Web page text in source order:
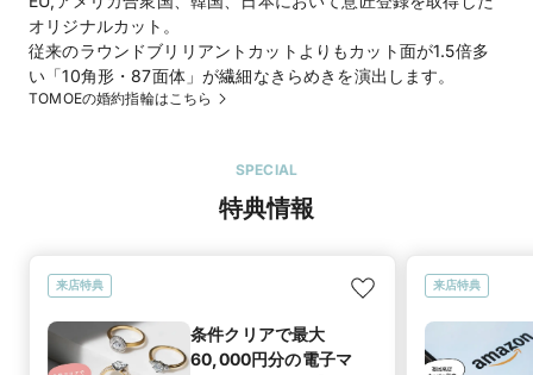
オリジナルカット。
従来のラウンドブリリアントカットよりもカット面が1.5倍多
い「10角形・87面体」が繊細なきらめきを演出します。
TOMOEの婚約指輪はこちら
SPECIAL
特典情報
来店特典
条件クリアで最大
60,000円分の電子マ
来店特典